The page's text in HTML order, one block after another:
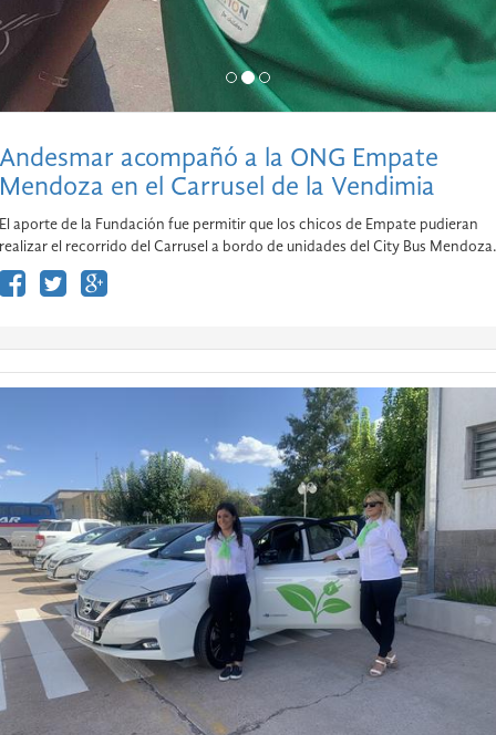
Andesmar acompañó a la ONG Empate
Mendoza en el Carrusel de la Vendimia
El aporte de la Fundación fue permitir que los chicos de Empate pudieran
realizar el recorrido del Carrusel a bordo de unidades del City Bus Mendoza.